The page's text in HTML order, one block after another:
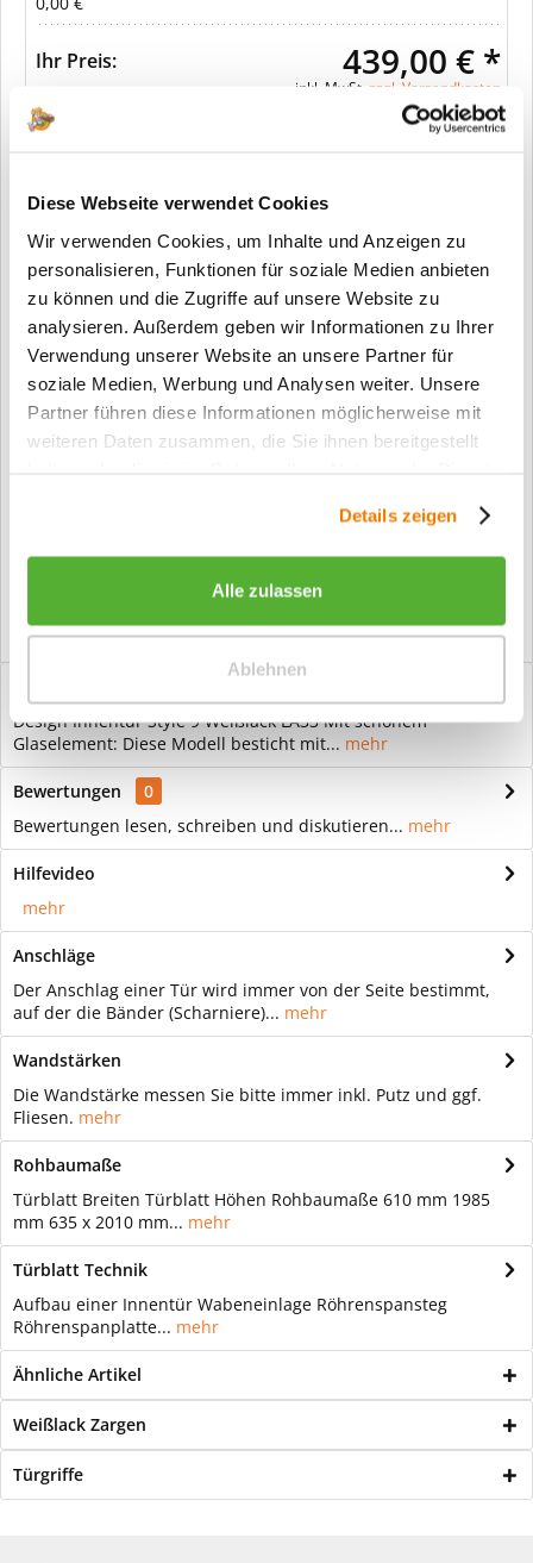
Diese Webseite verwendet Cookies
Wir verwenden Cookies, um Inhalte und Anzeigen zu
personalisieren, Funktionen für soziale Medien anbieten
zu können und die Zugriffe auf unsere Website zu
analysieren. Außerdem geben wir Informationen zu Ihrer
Verwendung unserer Website an unsere Partner für
soziale Medien, Werbung und Analysen weiter. Unsere
Partner führen diese Informationen möglicherweise mit
weiteren Daten zusammen, die Sie ihnen bereitgestellt
Details zeigen
Alle zulassen
Ablehnen
Ihr Preis: 439,00 € *
inkl. MwSt. zzgl. Versandkosten
Merken
Fragen zum Artikel?
Artikel-Nr.:
SW11442
Info:
Dieser Artikel wird gemäß Ihrer
Konfiguration gefertigt. Daher ist er als
Vorteile
Kostenloser Versand ab € 2000,- Bestellwert
Design Innentür Style 9 Weißlack LA33 Mit schönem
Glaselement: Diese Modell besticht mit... mehr
Bewertungen
0
Bewertungen lesen, schreiben und diskutieren... mehr
Hilfevideo
mehr
Anschläge
Der Anschlag einer Tür wird immer von der Seite bestimmt,
auf der die Bänder (Scharniere)... mehr
Wandstärken
Die Wandstärke messen Sie bitte immer inkl. Putz und ggf.
Fliesen. mehr
Rohbaumaße
Türblatt Breiten Türblatt Höhen Rohbaumaße 610 mm 1985
mm 635 x 2010 mm... mehr
Türblatt Technik
Aufbau einer Innentür Wabeneinlage Röhrenspansteg
Röhrenspanplatte... mehr
Ähnliche Artikel
Weißlack Zargen
Türgriffe